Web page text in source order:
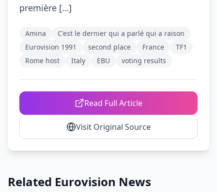
première […]
Amina
C'est le dernier qui a parlé qui a raison
Eurovision 1991
second place France
TF1
Rome host
Italy EBU voting results
Read Full Article
Visit Original Source
Related Eurovision News